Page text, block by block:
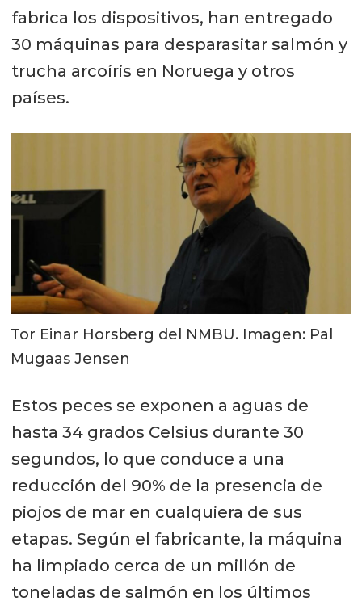
fabrica los dispositivos, han entregado
30 máquinas para desparasitar salmón y
trucha arcoíris en Noruega y otros
países.
Tor Einar Horsberg del NMBU. Imagen: Pal
Mugaas Jensen
Estos peces se exponen a aguas de
hasta 34 grados Celsius durante 30
segundos, lo que conduce a una
reducción del 90% de la presencia de
piojos de mar en cualquiera de sus
etapas. Según el fabricante, la máquina
ha limpiado cerca de un millón de
toneladas de salmón en los últimos